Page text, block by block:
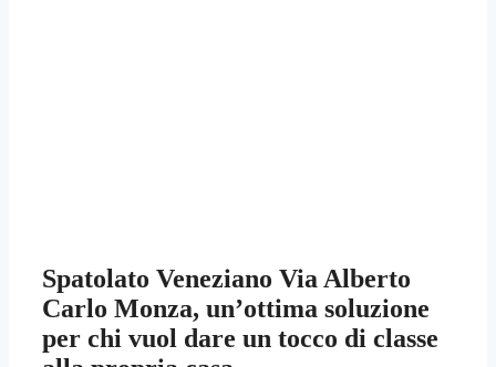
Spatolato Veneziano Via Alberto
Carlo Monza, un’ottima soluzione
per chi vuol dare un tocco di classe